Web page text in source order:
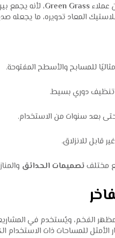
عملاء Green Grass، لأنه يجمع
المعاد تدويره، ما يجعله
للمسابح والأسطح المفتوحة.
تنظيف دوري بسيط.
بعد سنوات من الاستخدام.
قابل للانزلاق.
مختلف تصميمات الحدائق
الفخم، ويُستخدم في
للمساحات ذات الاستخدام